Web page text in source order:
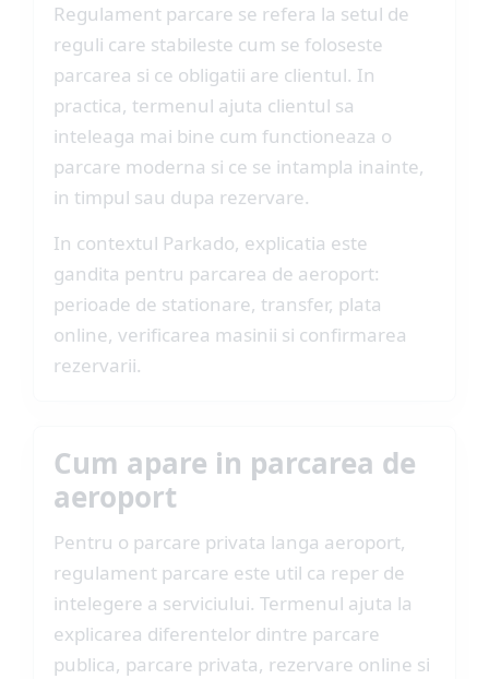
Regulament parcare se refera la setul de
reguli care stabileste cum se foloseste
parcarea si ce obligatii are clientul. In
practica, termenul ajuta clientul sa
inteleaga mai bine cum functioneaza o
parcare moderna si ce se intampla inainte,
in timpul sau dupa rezervare.
In contextul Parkado, explicatia este
gandita pentru parcarea de aeroport:
perioade de stationare, transfer, plata
online, verificarea masinii si confirmarea
rezervarii.
Cum apare in parcarea de
aeroport
Pentru o parcare privata langa aeroport,
regulament parcare este util ca reper de
intelegere a serviciului. Termenul ajuta la
explicarea diferentelor dintre parcare
publica, parcare privata, rezervare online si